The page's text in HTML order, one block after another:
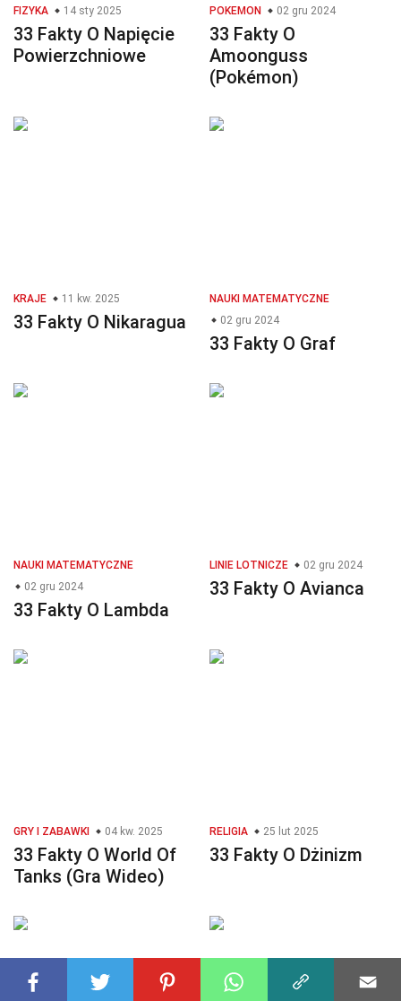
FIZYKA 14 sty 2025
33 Fakty O Napięcie
Powierzchniowe
POKEMON 02 gru 2024
33 Fakty O
Amoonguss
(Pokémon)
KRAJE 11 kw. 2025
33 Fakty O Nikaragua
NAUKI MATEMATYCZNE
02 gru 2024
33 Fakty O Graf
NAUKI MATEMATYCZNE
02 gru 2024
33 Fakty O Lambda
LINIE LOTNICZE 02 gru 2024
33 Fakty O Avianca
GRY I ZABAWKI 04 kw. 2025
33 Fakty O World Of
Tanks (Gra Wideo)
RELIGIA 25 lut 2025
33 Fakty O Dżinizm